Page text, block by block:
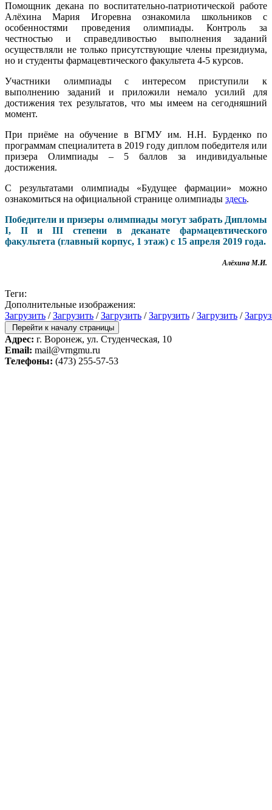
Помощник декана по воспитательно-патриотической работе
Алёхина Мария Игоревна ознакомила школьников с
особенностями проведения олимпиады. Контроль за
честностью и справедливостью выполнения заданий
осуществляли не только присутствующие члены президиума,
но и студенты фармацевтического факультета 4-5 курсов.
Участники олимпиады с интересом приступили к
выполнению заданий и приложили немало усилий для
достижения тех результатов, что мы имеем на сегодняшний
момент.
При приёме на обучение в ВГМУ им. Н.Н. Бурденко по
программам специалитета в 2019 году диплом победителя или
призера Олимпиады – 5 баллов за индивидуальные
достижения.
С результатами олимпиады «Будущее фармации» можно
ознакомиться на официальной странице олимпиады здесь.
Победители и призеры олимпиады могут забрать Дипломы
I, II и III степени в деканате фармацевтического
факультета (главный корпус, 1 этаж) с 15 апреля 2019 года.
Алёхина М.И.
Теги:
Дополнительные изображения:
Загрузить /Загрузить /Загрузить /Загрузить /Загрузить /
Перейти к началу страницы
Адрес: г. Воронеж, ул. Студенческая, 10
Email: mail@vrngmu.ru
Телефоны: (473) 255-57-53